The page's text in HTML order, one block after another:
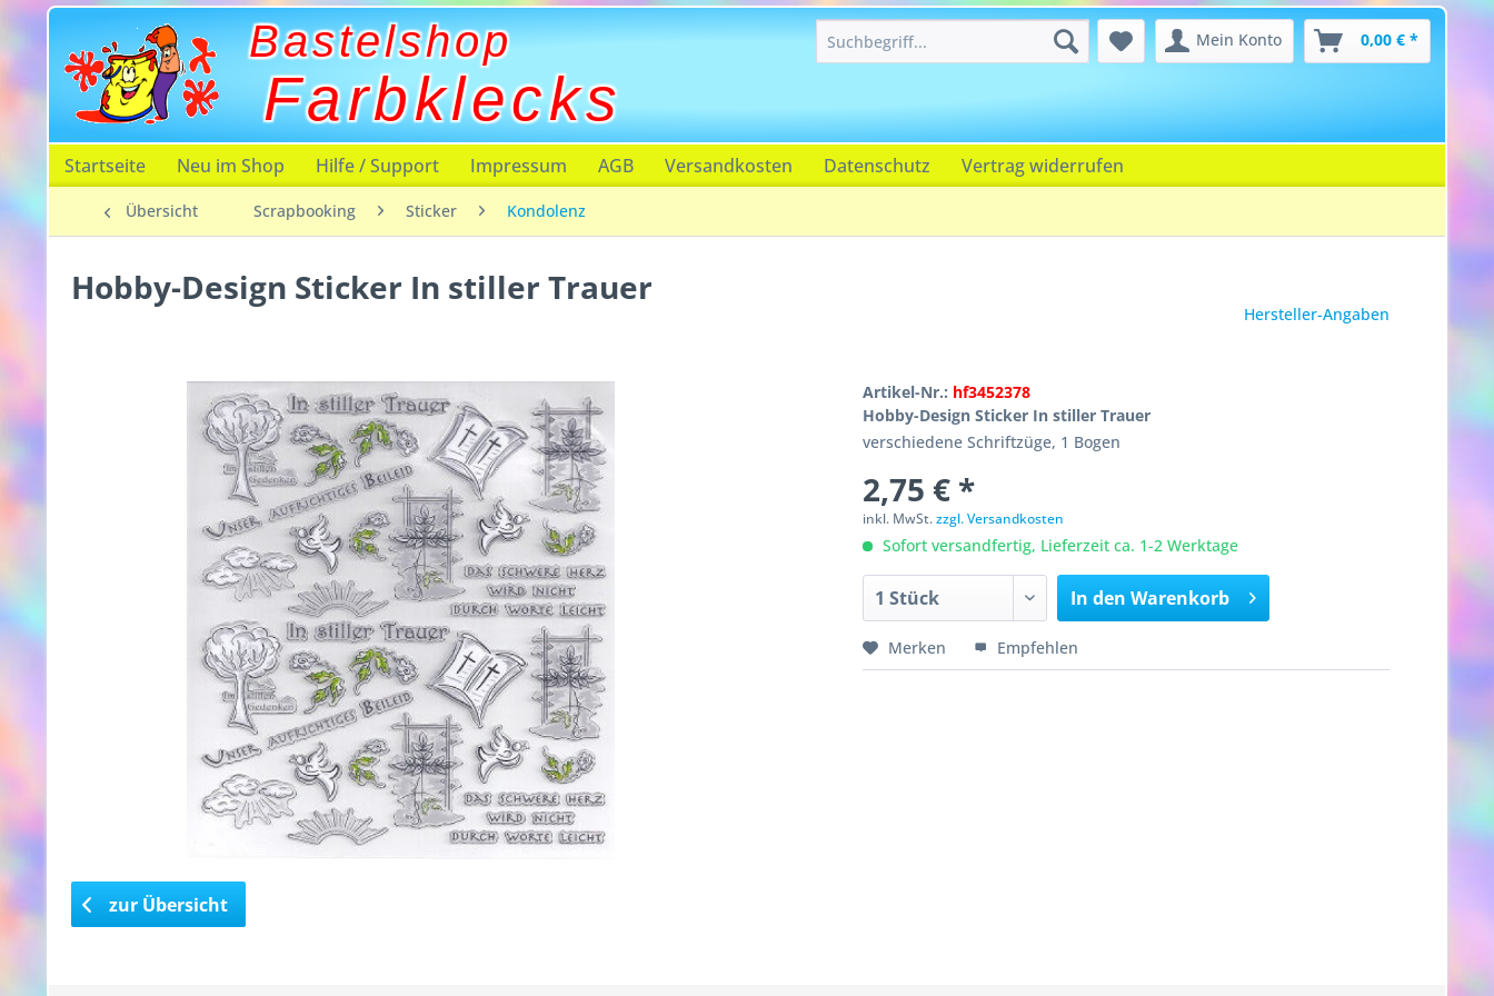
Bastelshop
Farbklecks
Mein Konto 0,00 € *
Startseite Neu im Shop Hilfe / Support Impressum AGB Versandkosten Datenschutz Vertrag widerrufen
Übersicht Scrapbooking Sticker Kondolenz
Hobby-Design Sticker In stiller Trauer
Hersteller-Angaben
Artikel-Nr.: hf3452378
Hobby-Design Sticker In stiller Trauer
verschiedene Schriftzüge, 1 Bogen
2,75 € *
inkl. MwSt.zzgl. Versandkosten
Sofort versandfertig, Lieferzeit ca. 1-2 Werktage
In den Warenkorb
Merken Empfehlen
zur Übersicht